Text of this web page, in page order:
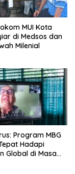
MUI Kota
di Medsos dan
Milenial
Program MBG
Hadapi
Global di Masa